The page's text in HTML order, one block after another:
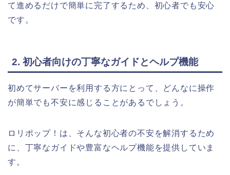
て進めるだけで簡単に完了するため、初心者でも安心
です。
2. 初心者向けの丁寧なガイドとヘルプ機能
初めてサーバーを利用する方にとって、どんなに操作
が簡単でも不安に感じることがあるでしょう。
ロリポップ！は、そんな初心者の不安を解消するため
に、丁寧なガイドや豊富なヘルプ機能を提供していま
す。